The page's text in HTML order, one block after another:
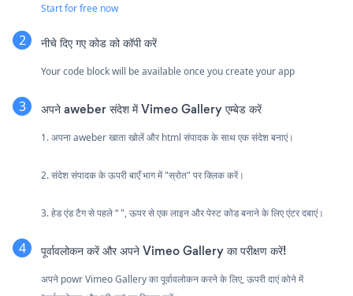
Start for free now
नीचे दिए गए कोड को कॉपी करें
Your code block will be available once you create your app
अपने aweber संदेश में Vimeo Gallery एम्बेड करें
1. अपना aweber खाता खोलें और html संपादक के साथ एक संदेश बनाएं।
2. संदेश संपादक के ऊपरी बाएँ भाग में "स्रोत" पर क्लिक करें।
3. हेड एंड टैग से पहले “ ", ऊपर से एक लाइन और पेस्ट कोड बनाने के लिए एंटर दबाएं।
पूर्वावलोकन करें और अपने Vimeo Gallery का परीक्षण करें!
अपने powr Vimeo Gallery का पूर्वावलोकन करने के लिए, ऊपरी दाएं कोने में